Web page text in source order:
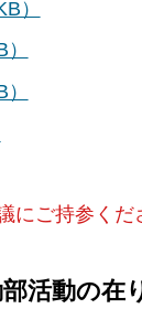
）
ご持参くだ
活動の在